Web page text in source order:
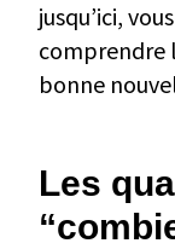
jusqu’ici,
comprendre
bonne
Les